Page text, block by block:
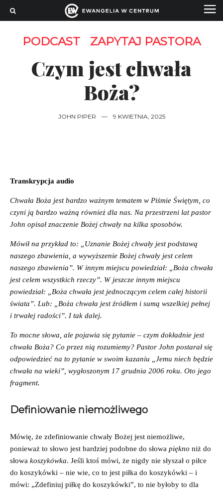
PODCAST ZAPYTAJ PASTORA
Czym jest chwała
Boża?
JOHN PIPER — 9 KWIETNIA, 2025
Transkrypcja audio
Chwała Boża jest bardzo ważnym tematem w Piśmie Świętym, co
czyni ją bardzo ważną również dla nas. Na przestrzeni lat pastor
John opisał znaczenie Bożej chwały na kilka sposobów.
Mówił na przykład to: „Uznanie Bożej chwały jest podstawą
naszego zbawienia, a wywyższenie Bożej chwały jest celem
naszego zbawienia”. W innym miejscu powiedział: „Boża chwała
jest celem wszystkich rzeczy”. W jeszcze innym miejscu
powiedział: „Boża chwała jest jednoczącym celem całej historii
świata”. Lub: „Boża chwała jest źródłem i sumą wszelkiej pełnej
i trwałej radości”. I tak dalej.
To mocne słowa, ale pojawia się pytanie – czym dokładnie jest
chwała Boża? Co przez nią rozumiemy? Pastor John postarał się
odpowiedzieć na to pytanie w swoim kazaniu „Jemu niech będzie
chwała na wieki”, wygłoszonym 17 grudnia 2006 roku. Oto jego
fragment.
Definiowanie niemożliwego
Mówię, że zdefiniowanie chwały Bożej jest niemożliwe,
ponieważ to słowo jest bardziej podobne do słowa piękno niż do
słowa koszykówka. Jeśli ktoś mówi, że nigdy nie słyszał o piłce
do koszykówki – nie wie, co to jest piłka do koszykówki – i
mówi: „Zdefiniuj piłkę do koszykówki”, to nie byłoby to dla